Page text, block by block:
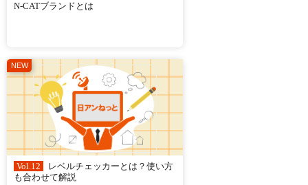
N-CATブランドとは
Vol.12
レベルチェッカーとは？使い方
も合わせて解説